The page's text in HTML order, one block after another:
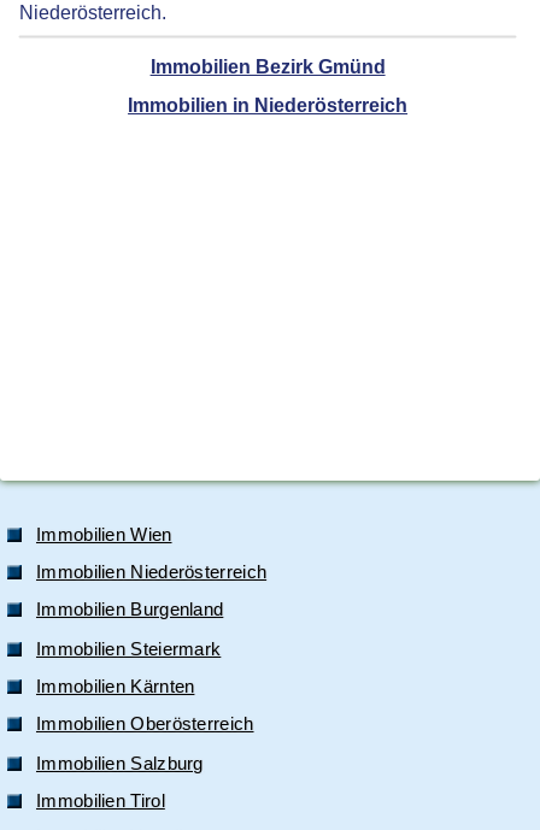
Niederösterreich.
Immobilien Bezirk Gmünd
Immobilien in Niederösterreich
Immobilien Wien
Immobilien Niederösterreich
Immobilien Burgenland
Immobilien Steiermark
Immobilien Kärnten
Immobilien Oberösterreich
Immobilien Salzburg
Immobilien Tirol